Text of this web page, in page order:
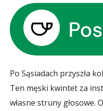
Po Sąsiadach przyszła
Ten męski kwintet za
własne struny głosowe.